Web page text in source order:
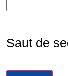
Saut de